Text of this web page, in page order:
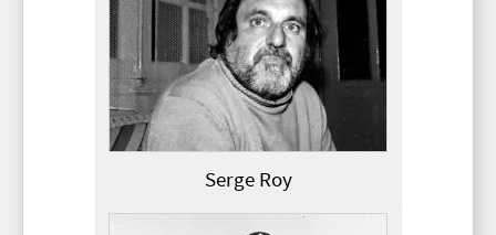
Serge Roy